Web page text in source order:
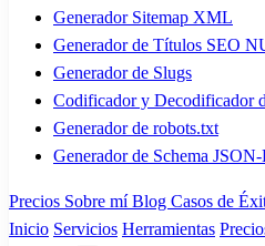
Generador Sitemap XML
Generador de Títulos SEO
Generador de Slugs
Codificador y Decodificador
Generador de robots.txt
Generador de Schema
Precios Sobre míBlog Casos de
Inicio Servicios Herramientas